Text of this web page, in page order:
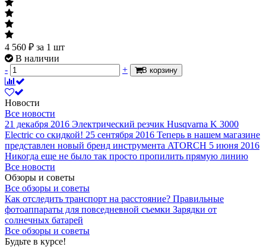
4 560 ₽ за 1 шт
В наличии
-
+ В корзину
Новости
Все новости
21 декабря 2016 Электрический резчик Husqvarna K 3000
Electric со скидкой! 25 сентября 2016 Теперь в нашем магазине
представлен новый бренд инструмента ATORCH 5 июня 2016
Никогда еще не было так просто пропилить прямую линию
Все новости
Обзоры и советы
Все обзоры и советы
Как отследить транспорт на расстояние? Правильные
фотоаппараты для повседневной съемки Зарядки от
солнечных батарей
Все обзоры и советы
Будьте в курсе!